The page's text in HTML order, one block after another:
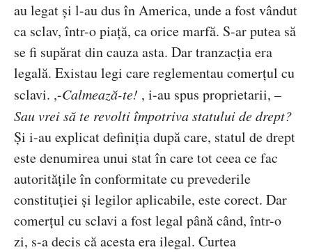
au legat și l-au dus în America, unde a fost vândut
ca sclav, într-o piață, ca orice marfă. S-ar putea să
se fi supărat din cauza asta. Dar tranzacția era
legală. Existau legi care reglementau comerțul cu
sclavi. ,-Calmează-te! , i-au spus proprietarii, –
Sau vrei să te revolti împotriva statului de drept?
Și i-au explicat definiția după care, statul de drept
este denumirea unui stat în care tot ceea ce fac
autoritățile în conformitate cu prevederile
constituției și legilor aplicabile, este corect. Dar
comerțul cu sclavi a fost legal până când, într-o
zi, s-a decis că acesta era ilegal. Curtea